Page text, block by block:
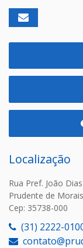
Localização
Rua Pref. João
Prudente de
Cep: 35738-000
(31) 2222-